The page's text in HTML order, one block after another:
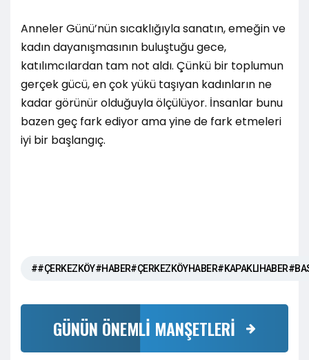
Anneler Günü’nün sıcaklığıyla sanatın, emeğin ve
kadın dayanışmasının buluştuğu gece,
katılımcılardan tam not aldı. Çünkü bir toplumun
gerçek gücü, en çok yükü taşıyan kadınların ne
kadar görünür olduğuyla ölçülüyor. İnsanlar bunu
bazen geç fark ediyor ama yine de fark etmeleri
iyi bir başlangıç.
GÜNÜN ÖNEMLİ MANŞETLERİ